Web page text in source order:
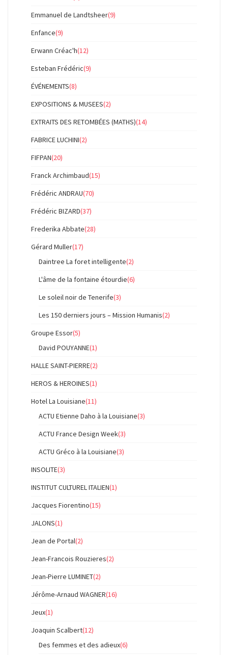
Emmanuel de Landtsheer(9)
Enfance(9)
Erwann Créac'h(12)
Esteban Frédéric(9)
ÉVÉNEMENTS(8)
EXPOSITIONS & MUSEES(2)
EXTRAITS DES RETOMBÉES (MATHS)(14)
FABRICE LUCHINI(2)
FIFPAN(20)
Franck Archimbaud(15)
Frédéric ANDRAU(70)
Frédéric BIZARD(37)
Frederika Abbate(28)
Gérard Muller(17)
Daintree La foret intelligente(2)
L'âme de la fontaine étourdie(6)
Le soleil noir de Tenerife(3)
Les 150 derniers jours – Mission Humanis(2)
Groupe Essor(5)
David POUYANNE(1)
HALLE SAINT-PIERRE(2)
HEROS & HEROINES(1)
Hotel La Louisiane(11)
ACTU Etienne Daho à la Louisiane(3)
ACTU France Design Week(3)
ACTU Gréco à la Louisiane(3)
INSOLITE(3)
INSTITUT CULTUREL ITALIEN(1)
Jacques Fiorentino(15)
JALONS(1)
Jean de Portal(2)
Jean-Francois Rouzieres(2)
Jean-Pierre LUMINET(2)
Jérôme-Arnaud WAGNER(16)
Jeux(1)
Joaquin Scalbert(12)
Des femmes et des adieux(6)